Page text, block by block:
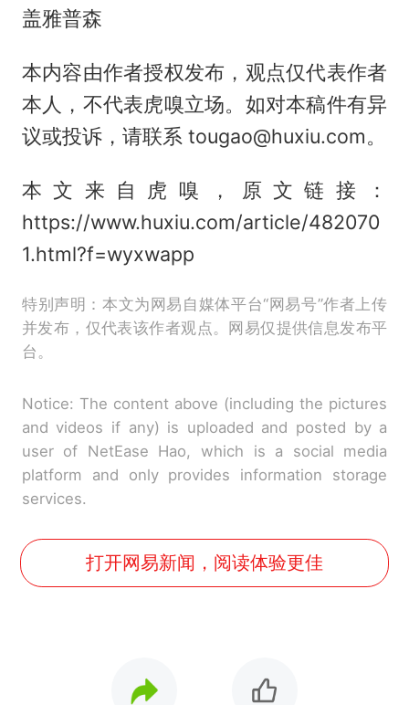
盖雅普森
本内容由作者授权发布，观点仅代表作者
本人，不代表虎嗅立场。如对本稿件有异
议或投诉，请联系 tougao@huxiu.com。
本文来自虎嗅，原文链接：
https://www.huxiu.com/article/482070
1.html?f=wyxwapp
特别声明：本文为网易自媒体平台“网易号”作者上传
并发布，仅代表该作者观点。网易仅提供信息发布平
台。
Notice: The content above (including the pictures
and videos if any) is uploaded and posted by a
user of NetEase Hao, which is a social media
platform and only provides information storage
services.
打开网易新闻，阅读体验更佳